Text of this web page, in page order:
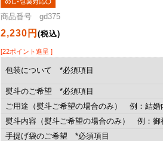
商品番号 gd375
2,230円 (税込)
[22ポイント進呈 ]
包装について *必須項目
熨斗のご希望 *必須項目
ご用途（熨斗ご希望の場合のみ） 例：結婚
熨斗内容（熨斗ご希望の場合のみ） 例：御
手提げ袋のご希望 *必須項目